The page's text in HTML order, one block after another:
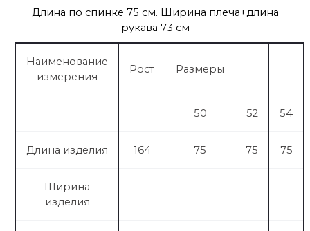
Длина по спинке 75 см. Ширина плеча+длина
рукава 73 см
Наименование
измерения
Рост Размеры
50 52 54
Длина изделия 164 75 75 75
Ширина
изделия